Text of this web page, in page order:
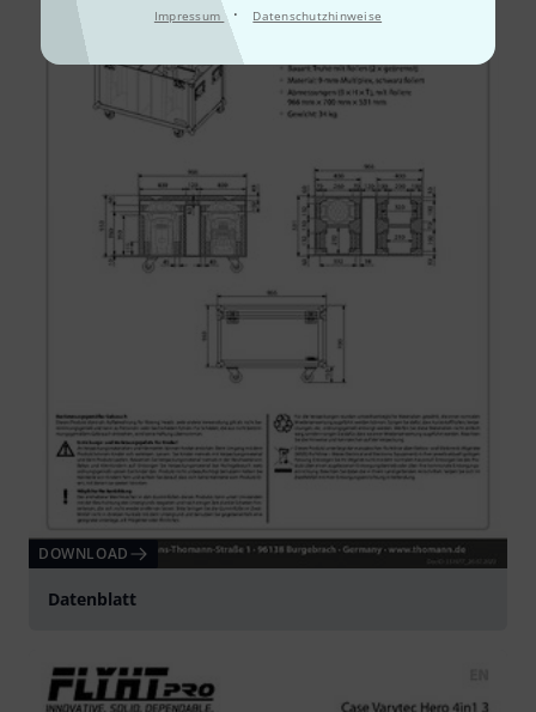
Impressum · Datenschutzhinweise
DOWNLOAD
Datenblatt